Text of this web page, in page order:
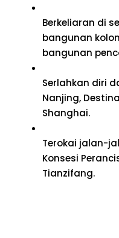
Berkeliaran di
bangunan
bangunan
Serlahkan diri
Nanjing,
Shanghai.
Terokai jalan-
Konsesi
Tianzifang.